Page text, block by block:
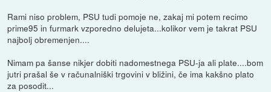
Rami niso problem, PSU tudi pomoje ne, zakaj mi potem recimo
prime95 in furmark vzporedno delujeta...kolikor vem je takrat PSU
najbolj obremenjen....
Nimam pa šanse nikjer dobiti nadomestnega PSU-ja ali plate....bom
jutri prašal še v računalniški trgovini v bližini, če ima kakšno plato
za posodit...